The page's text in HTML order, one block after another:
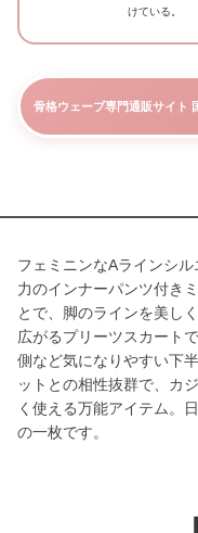
けている。
骨格ウェーブ専門通販サイト
フェミニンなAラインシ
力のインナーパンツ付き
とで、脚のラインを美し
広がるプリーツスカート
側など気になりやすい下
ットとの相性抜群で、カ
く使える万能アイテム。
の一枚です。